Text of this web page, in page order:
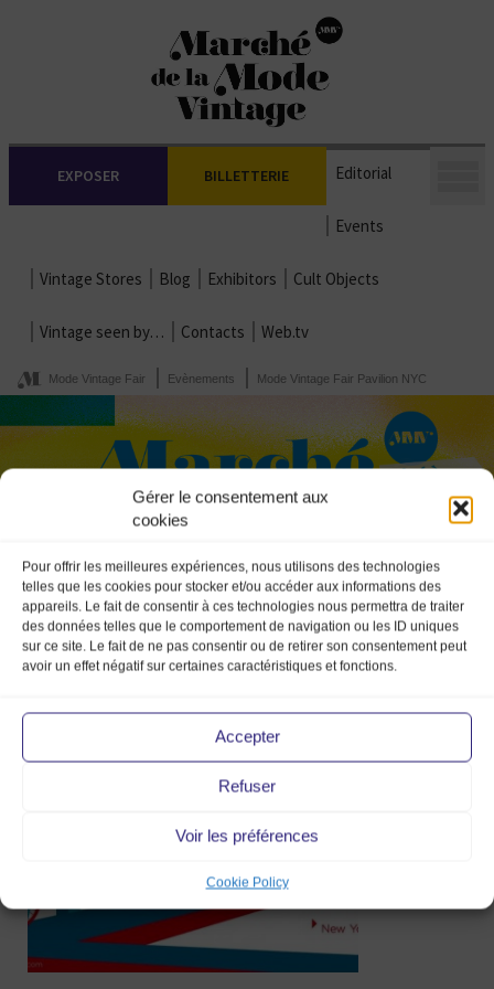
Gérer le consentement aux
cookies
Pour offrir les meilleures expériences, nous utilisons des technologies
telles que les cookies pour stocker et/ou accéder aux informations des
appareils. Le fait de consentir à ces technologies nous permettra de traiter
des données telles que le comportement de navigation ou les ID uniques
sur ce site. Le fait de ne pas consentir ou de retirer son consentement peut
avoir un effet négatif sur certaines caractéristiques et fonctions.
Accepter
Refuser
Voir les préférences
Cookie Policy
EXPOSER BILLETTERIE Editorial
Events
Vintage Stores Blog Exhibitors Cult Objects
Vintage seen by… Contacts Web.tv
Mode Vintage Fair Evènements Mode Vintage Fair Pavilion NYC